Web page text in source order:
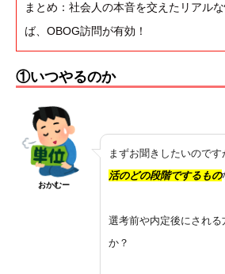
まとめ：社会人の本音を交えたリアル
ば、OBOG訪問が有効！
①いつやるのか
おかむー
まずお聞きしたいので
活のどの段階でするもの
選考前や内定後にされ
か？